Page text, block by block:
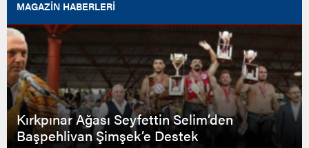
MAGAZİN HABERLERİ
Kırkpınar Ağası Seyfettin Selim’den
Başpehlivan Şimşek’e Destek